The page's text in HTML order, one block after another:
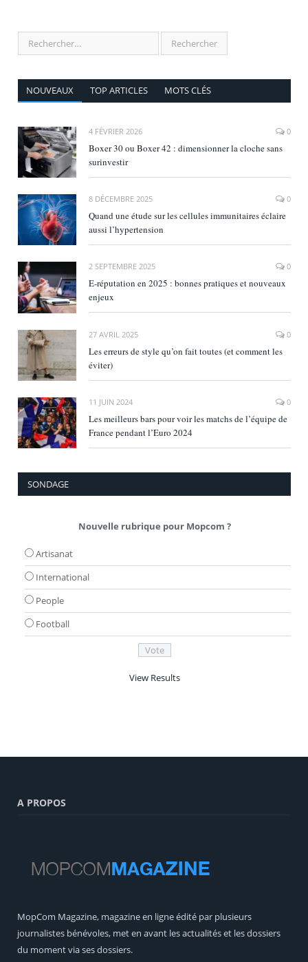
NOUVEAUX TOP ARTICLES MOTS CLÉS
4 FÉVRIER 2026 0
Boxer 30 ou Boxer 42 : dimensionner la cloche sans
surinvestir
8 DÉCEMBRE 2025 0
Quand une étude sur les cellules immunitaires éclaire
aussi l’hypertension
2 SEPTEMBRE 2025 0
E‑réputation en 2025 : bonnes pratiques et nouveaux
enjeux
27 AVRIL 2025 0
Les erreurs de style qu’on fait toutes (et comment les
éviter)
11 JUIN 2024 0
Les meilleurs bars pour voir les matchs de l’équipe de
France pendant l’Euro 2024
SONDAGE
Nouvelle rubrique pour Mopcom ?
Artisanat
International
People
Football
View Results
A PROPOS
MopCom Magazine, magazine en ligne édité par plusieurs
journalistes bénévoles, met en avant les actualités et les dossiers
du moment via ses dossiers.